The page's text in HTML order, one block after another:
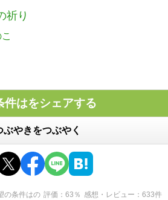
祈り
件はをシェアする
ぶやきをつぶやく
の条件はの 評価 63 ％ 感想・レビュー 633件